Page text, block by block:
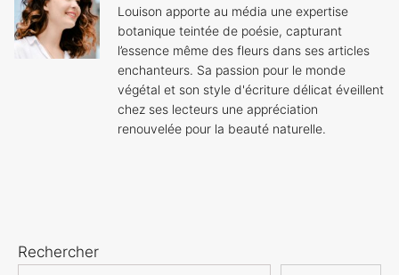
Louison apporte au média une expertise
botanique teintée de poésie, capturant
l’essence même des fleurs dans ses articles
enchanteurs. Sa passion pour le monde
végétal et son style d'écriture délicat éveillent
chez ses lecteurs une appréciation
renouvelée pour la beauté naturelle.
Rechercher